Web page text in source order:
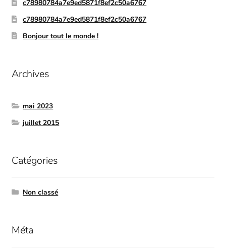
c78980784a7e9ed5871f8ef2c50a6767
c78980784a7e9ed5871f8ef2c50a6767
Bonjour tout le monde !
Archives
mai 2023
juillet 2015
Catégories
Non classé
Méta